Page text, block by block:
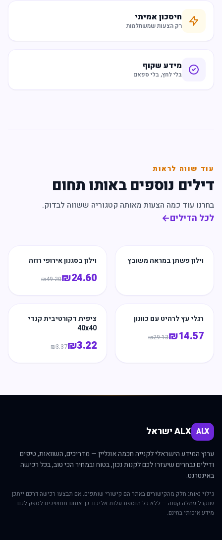
חיסכון אמיתי
רק הצעות שמשתלמות
מידע שקוף
בלי לחץ, בלי ספאם
עוד שווה לראות
דילים נוספים באותו תחום
בחרנו עוד כמה הצעות מאותה קטגוריה ששווה לבדוק.
לכל הדילים←
וילון פשתן במראה משובץ וילון בסגנון אירופי רוזה
₪24.60
₪49.20
רגלי עץ לרהיט עם כוונון
₪14.57
₪29.13
ציפית דקורטיבית קנדי
40x40
₪3.22
₪3.37
ALX ALX ישראל
ערוץ המידע הישראלי לקנייה חכמה אונליין — מדריכים, השוואות, טיפים
ודילים נבחרים שיעזרו לכם לקנות נכון, בטוח ובמחיר הכי טוב, בכל רכישה
באינטרנט.
גילוי נאות: חלק מהקישורים באתר הם קישורי שותפים. אם תבצעו רכישה דרכם ייתכן
שנקבל עמלה קטנה — ללא כל תוספת עלות אליכם. כך אנחנו ממשיכים לספק לכם
מידע איכותי בחינם.